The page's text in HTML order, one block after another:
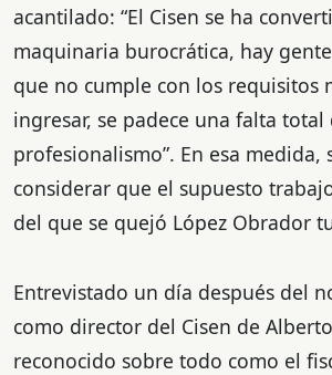
acantilado: “El Cisen se ha
maquinaria burocrática, hay
que no cumple con los requisitos
ingresar, se padece una falta total
profesionalismo”. En esa medida,
considerar que el supuesto
del que se quejó López Obrador
Entrevistado un día después del
como director del Cisen de
reconocido sobre todo como el